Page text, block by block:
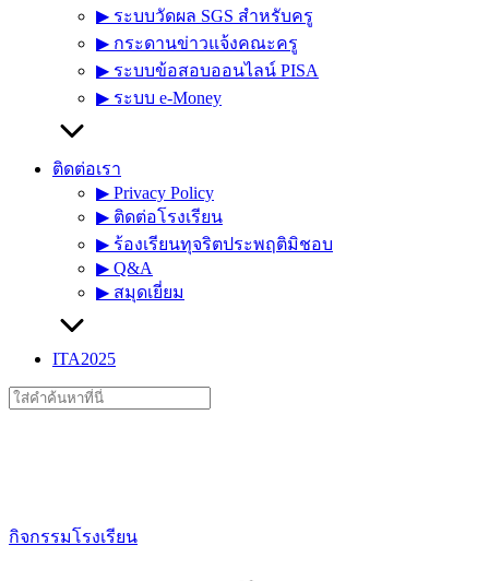
▶︎ ระบบวัดผล SGS สำหรับครู
▶︎ กระดานข่าวแจ้งคณะครู
▶︎ ระบบข้อสอบออนไลน์ PISA
▶︎ ระบบ e-Money
ติดต่อเรา
▶︎ Privacy Policy
▶︎ ติดต่อโรงเรียน
▶︎ ร้องเรียนทุจริตประพฤติมิชอบ
▶︎ Q&A
▶︎ สมุดเยี่ยม
ITA2025
Search
for:
กิจกรรมโรงเรียน